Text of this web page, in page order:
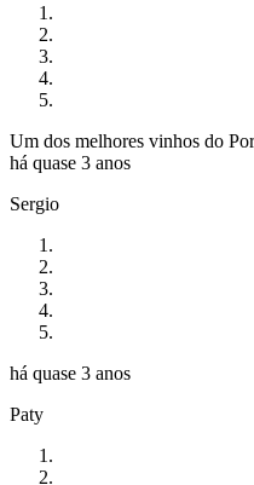
Um dos melhores vinhos do
há quase 3 anos
Sergio
há quase 3 anos
Paty